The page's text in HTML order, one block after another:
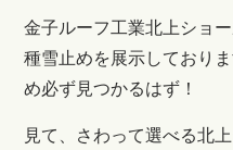
金子ルーフ工業北上ショ
種雪止めを展示しており
め必ず見つかるはず！
見て、さわって選べる北